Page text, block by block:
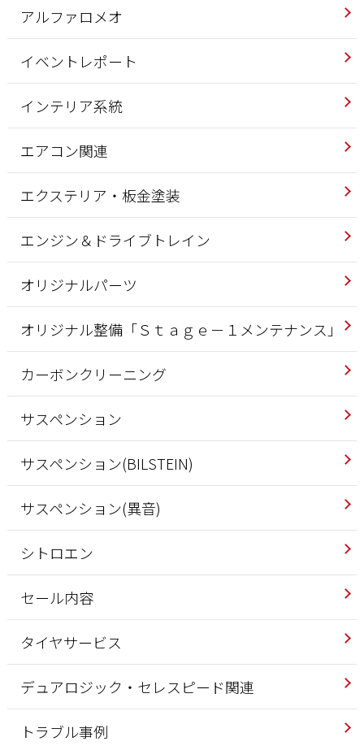
アルファロメオ
イベントレポート
インテリア系統
エアコン関連
エクステリア・板金塗装
エンジン＆ドライブトレイン
オリジナルパーツ
オリジナル整備「Ｓｔａｇｅ－１メンテナンス」
カーボンクリーニング
サスペンション
サスペンション(BILSTEIN)
サスペンション(異音)
シトロエン
セール内容
タイヤサービス
デュアロジック・セレスピード関連
トラブル事例